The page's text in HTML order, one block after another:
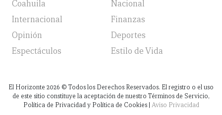
Coahuila
Nacional
Internacional
Finanzas
Opinión
Deportes
Espectáculos
Estilo de Vida
El Horizonte 2026 © Todos los Derechos Reservados. El registro o el uso
de este sitio constituye la aceptación de nuestro Términos de Servicio,
Política de Privacidad y Política de Cookies | Aviso Privacidad